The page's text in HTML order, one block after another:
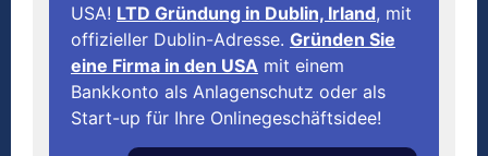
USA! LTD Gründung in Dublin, Irland, mit
offizieller Dublin-Adresse. Gründen Sie
eine Firma in den USA mit einem
Bankkonto als Anlagenschutz oder als
Start-up für Ihre Onlinegeschäftsidee!